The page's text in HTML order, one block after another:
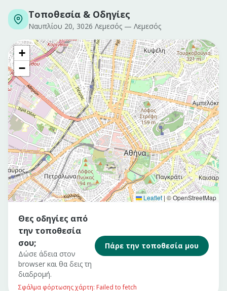
Τοποθεσία & Οδηγίες
Ναυπλίου 20, 3026 Λεμεσός — Λεμεσός
+
−
Leaflet |© OpenStreetMap
Θες οδηγίες από
την τοποθεσία
σου;
Δώσε άδεια στον
browser και θα δεις τη
διαδρομή.
Πάρε την τοποθεσία μου
Σφάλμα φόρτωσης χάρτη: Failed to fetch